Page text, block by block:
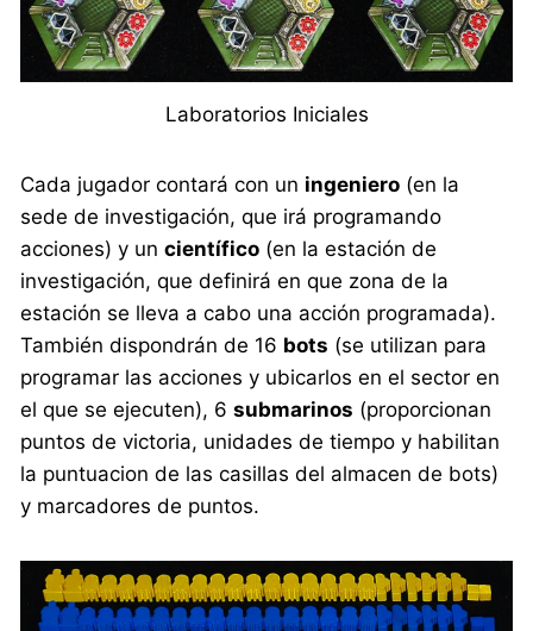
Laboratorios Iniciales
Cada jugador contará con un ingeniero (en la
sede de investigación, que irá programando
acciones) y uncientífico (en la estación de
investigación, que definirá en que zona de la
estación se lleva a cabo una acción programada).
También dispondrán de 16 bots (se utilizan para
programar las acciones y ubicarlos en el sector en
el que se ejecuten), 6submarinos (proporcionan
puntos de victoria, unidades de tiempo y habilitan
la puntuacion de las casillas del almacen de bots)
y marcadores de puntos.